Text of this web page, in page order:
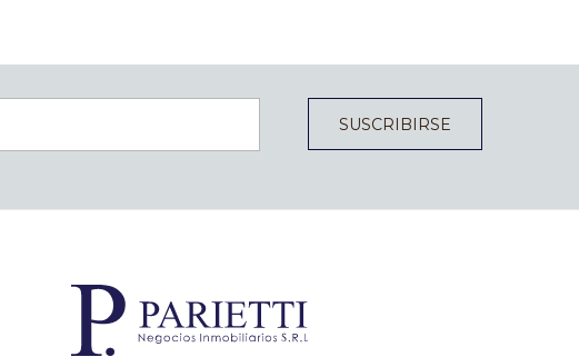
SUSCRIBIRSE